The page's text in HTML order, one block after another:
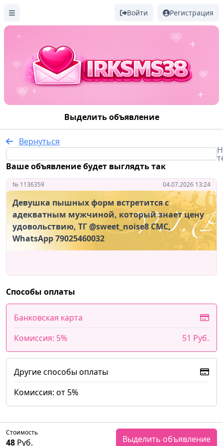
Войти Регистрация
Выделить объявление
Вернуться
Ваше объявление будет выглядть так
№ 1136359 04.07.2026 13:24
Девушка пышных форм встретится с
адекватным мужчиной, который знает цену
удовольствию, ТГ @sweet_noise8 СМС,
WhatsApp 79025460032
Способы оплаты
Банковская карта
Комиссия: 5%
51 Руб.
Другие способы оплаты
Комиссия: от 5%
Стоимость
48 Руб. Выделить объявление